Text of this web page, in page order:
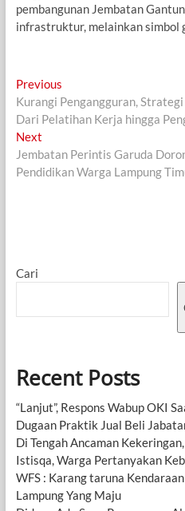
pembangunan Jembatan
infrastruktur, melainkan simbol
Navigasi
pos
PreviousPrevious
post:
Kurangi Pengangguran,
Dari Pelatihan Kerja hingga
NextNext
post:
Jembatan Perintis Garuda
Pendidikan Warga Lampung
Cari
Recent Posts
“Lanjut”, Respons Wabup OKI
Dugaan Praktik Jual Beli
Di Tengah Ancaman
Istisqa, Warga Pertanyakan
WFS : Karang taruna
Lampung Yang Maju